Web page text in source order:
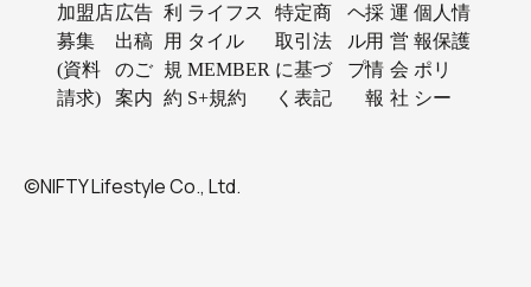
加盟店
募集
(資料
請求)
広告
出稿
のご
案内
利
用
規
約
ライフス
タイル
MEMBER
S+規約
特定商
取引法
に基づ
く表記
ヘ
ル
プ
採
用
情
報
運
営
会
社
個人情
報保護
ポリ
シー
©NIFTY Lifestyle Co., Ltd.